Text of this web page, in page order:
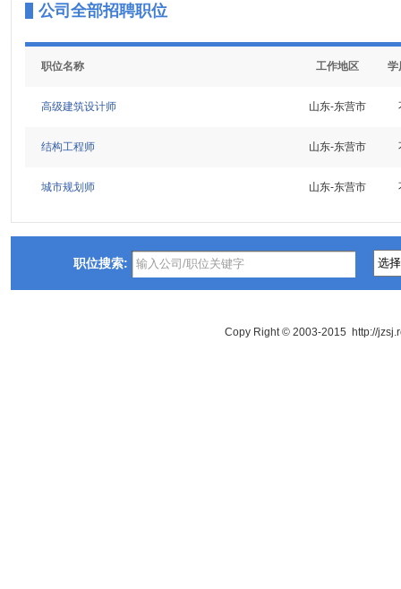
公司全部招聘职位
职位名称 工作地区 学
高级建筑设计师 山东-东营市
结构工程师 山东-东营市
城市规划师 山东-东营市
职位搜索:
Copy Right © 2003-2015 http://